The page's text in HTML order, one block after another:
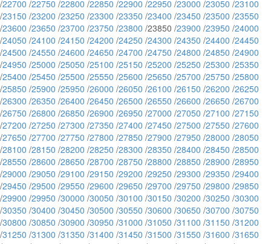
/22700 /22750 /22800 /22850 /22900 /22950 /23000 /23050 /23100
/23150 /23200 /23250 /23300 /23350 /23400 /23450 /23500 /23550
/23600 /23650 /23700 /23750 /23800 /23850 /23900 /23950 /24000
/24050 /24100 /24150 /24200 /24250 /24300 /24350 /24400 /24450
/24500 /24550 /24600 /24650 /24700 /24750 /24800 /24850 /24900
/24950 /25000 /25050 /25100 /25150 /25200 /25250 /25300 /25350
/25400 /25450 /25500 /25550 /25600 /25650 /25700 /25750 /25800
/25850 /25900 /25950 /26000 /26050 /26100 /26150 /26200 /26250
/26300 /26350 /26400 /26450 /26500 /26550 /26600 /26650 /26700
/26750 /26800 /26850 /26900 /26950 /27000 /27050 /27100 /27150
/27200 /27250 /27300 /27350 /27400 /27450 /27500 /27550 /27600
/27650 /27700 /27750 /27800 /27850 /27900 /27950 /28000 /28050
/28100 /28150 /28200 /28250 /28300 /28350 /28400 /28450 /28500
/28550 /28600 /28650 /28700 /28750 /28800 /28850 /28900 /28950
/29000 /29050 /29100 /29150 /29200 /29250 /29300 /29350 /29400
/29450 /29500 /29550 /29600 /29650 /29700 /29750 /29800 /29850
/29900 /29950 /30000 /30050 /30100 /30150 /30200 /30250 /30300
/30350 /30400 /30450 /30500 /30550 /30600 /30650 /30700 /30750
/30800 /30850 /30900 /30950 /31000 /31050 /31100 /31150 /31200
/31250 /31300 /31350 /31400 /31450 /31500 /31550 /31600 /31650